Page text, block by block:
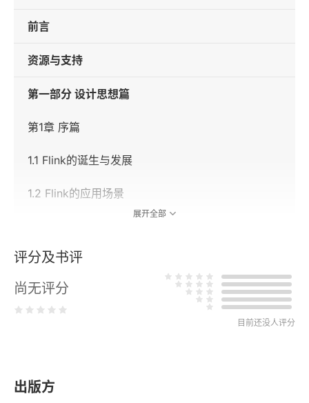
前言
资源与支持
第一部分 设计思想篇
第1章 序篇
1.1 Flink的诞生与发展
1.2 Flink的应用场景
1.4 准备工作
1.5 总结
2.2 DataStream API
展开全部
评分及书评
尚无评分
目前还没人评分
出版方